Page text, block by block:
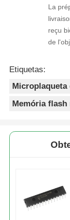
La
reçu
de
Etiquetas:
Memória flash